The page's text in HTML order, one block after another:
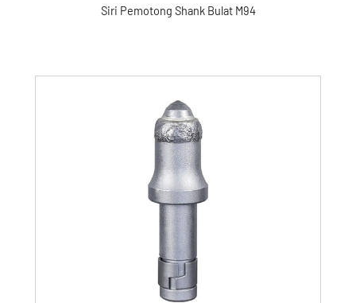
Siri Pemotong Shank Bulat M94